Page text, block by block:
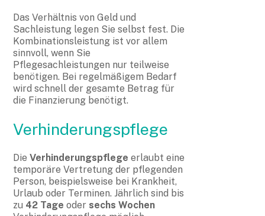
Das Verhältnis von Geld und
Sachleistung legen Sie selbst fest. Die
Kombinationsleistung ist vor allem
sinnvoll, wenn Sie
Pflegesachleistungen nur teilweise
benötigen. Bei regelmäßigem Bedarf
wird schnell der gesamte Betrag für
die Finanzierung benötigt.
Verhinderungspflege
DieVerhinderungspflege erlaubt eine
temporäre Vertretung der pflegenden
Person, beispielsweise bei Krankheit,
Urlaub oder Terminen. Jährlich sind bis
zu 42 Tage oder sechs Wochen